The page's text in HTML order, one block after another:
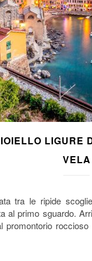
LIGURE
VELA
tra le ripide
al primo sguardo.
promontorio